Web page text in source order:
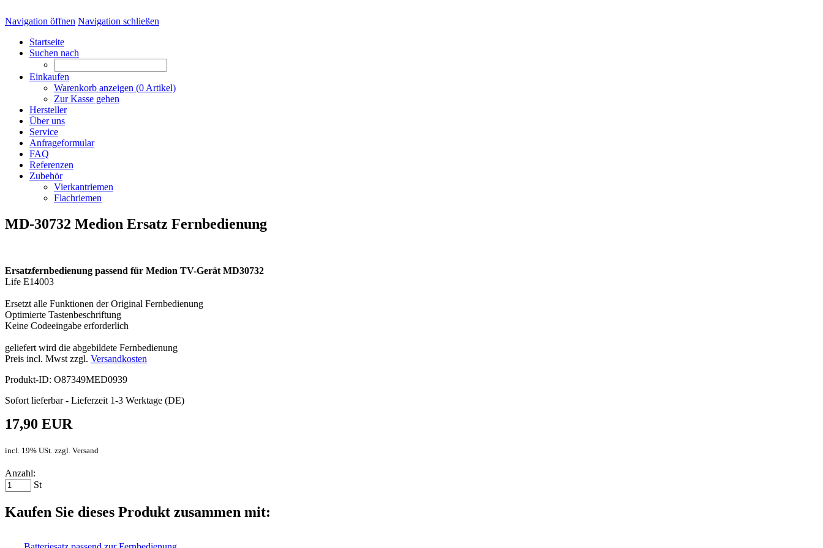
Navigation öffnen Navigation schließen
Startseite
Suchen nach
Einkaufen
Warenkorb anzeigen (0 Artikel)
Zur Kasse gehen
Hersteller
Über uns
Service
Anfrageformular
FAQ
Referenzen
Zubehör
Vierkantriemen
Flachriemen
MD-30732 Medion Ersatz Fernbedienung
Ersatzfernbedienung passend für Medion TV-Gerät MD30732
Life E14003
Ersetzt alle Funktionen der Original Fernbedienung
Optimierte Tastenbeschriftung
Keine Codeeingabe erforderlich
geliefert wird die abgebildete Fernbedienung
Preis incl. Mwst zzgl. Versandkosten
Produkt-ID: O87349MED0939
Sofort lieferbar - Lieferzeit 1-3 Werktage (DE)
17,90 EUR
incl. 19% USt. zzgl. Versand
Anzahl:
St
Kaufen Sie dieses Produkt zusammen mit: